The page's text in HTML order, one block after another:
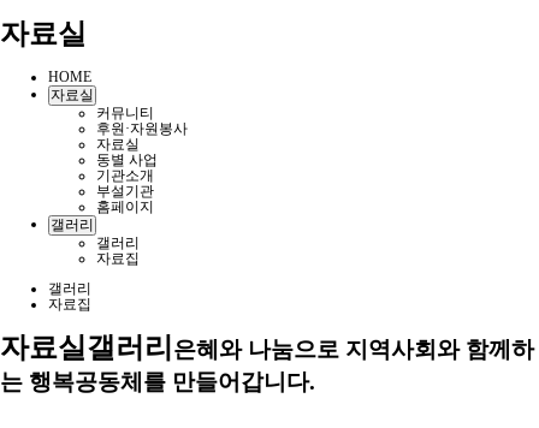
자료실
HOME
자료실
커뮤니티
후원·자원봉사
자료실
동별 사업
기관소개
부설기관
홈페이지
갤러리
갤러리
자료집
갤러리
자료집
자료실갤러리 은혜와 나눔으로 지역사회와 함께하
는 행복공동체를 만들어갑니다.